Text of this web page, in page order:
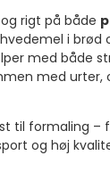
og rigt på både
i brød
med både
med urter,
til formaling
og høj